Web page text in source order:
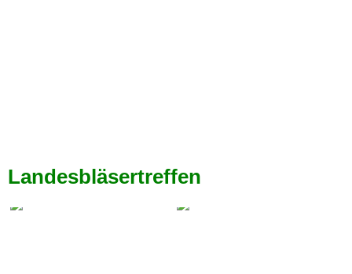
Landesbläsertreffen